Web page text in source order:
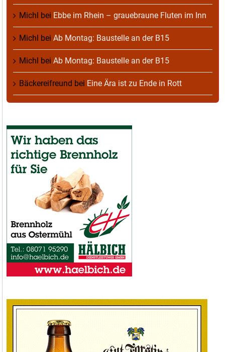
Michl bei Ebbe im Rhein – grauebraune Fluten im Inn
Michl bei Ab Montag: Baustelle an der B15
Michl bei Ab Montag: Baustelle an der B15
Bäckereifreund bei Eine Ära ist zu Ende in Rott